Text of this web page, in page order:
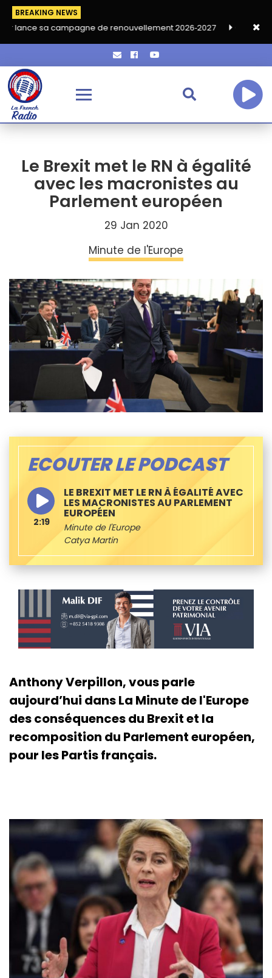
BREAKING NEWS
de renouvellement 2026‑2027 Grand café de
Le Brexit met le RN à égalité
avec les macronistes au
Parlement européen
29 Jan 2020
Minute de l'Europe
ECOUTER LE PODCAST
LE BREXIT MET LE RN À ÉGALITÉ AVEC
LES MACRONISTES AU PARLEMENT
EUROPÉEN
Minute de l'Europe
Catya Martin
2:19
Anthony Verpillon, vous parle
aujourd’hui dans La Minute de l'Europe
des conséquences du Brexit et la
recomposition du Parlement européen,
pour les Partis français.